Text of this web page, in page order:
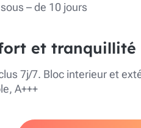
– de 10 jours
et tranquillité
7j/7. Bloc interieur et
A+++